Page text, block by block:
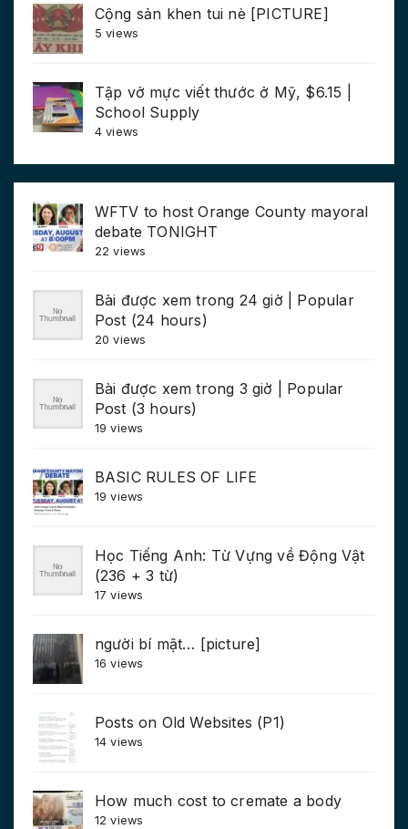
Cộng sản khen tui nè [PICTURE]
5 views
Tập vở mực viết thước ở Mỹ, $6.15 |
School Supply
4 views
WFTV to host Orange County mayoral
debate TONIGHT
22 views
Bài được xem trong 24 giờ | Popular
Post (24 hours)
20 views
Bài được xem trong 3 giờ | Popular
Post (3 hours)
19 views
BASIC RULES OF LIFE
19 views
Học Tiếng Anh: Từ Vựng về Động Vật
(236 + 3 từ)
17 views
người bí mật… [picture]
16 views
Posts on Old Websites (P1)
14 views
How much cost to cremate a body
12 views